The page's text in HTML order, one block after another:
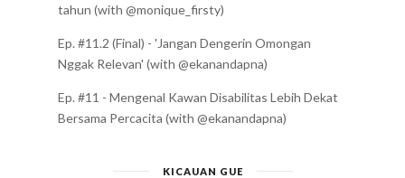
tahun (with @monique_firsty)
Ep. #11.2 (Final) - 'Jangan Dengerin Omongan
Nggak Relevan' (with @ekanandapna)
Ep. #11 - Mengenal Kawan Disabilitas Lebih Dekat
Bersama Percacita (with @ekanandapna)
KICAUAN GUE